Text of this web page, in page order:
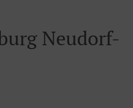
Neudorf-